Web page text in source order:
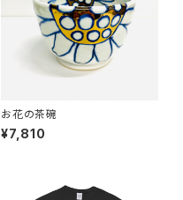
お花の茶碗
¥7,810